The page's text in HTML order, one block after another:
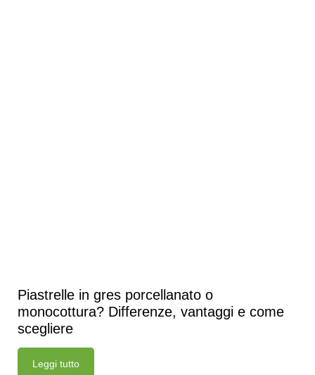
Piastrelle in gres porcellanato o
monocottura? Differenze, vantaggi e come
scegliere
Leggi tutto